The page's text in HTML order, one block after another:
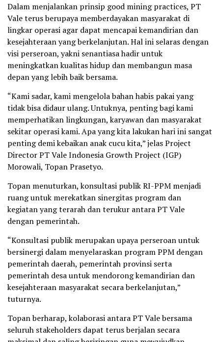
Dalam menjalankan prinsip good mining practices, PT
Vale terus berupaya memberdayakan masyarakat di
lingkar operasi agar dapat mencapai kemandirian dan
kesejahteraan yang berkelanjutan. Hal ini selaras dengan
visi perseroan, yakni senantiasa hadir untuk
meningkatkan kualitas hidup dan membangun masa
depan yang lebih baik bersama.
“Kami sadar, kami mengelola bahan habis pakai yang
tidak bisa didaur ulang. Untuknya, penting bagi kami
memperhatikan lingkungan, karyawan dan masyarakat
sekitar operasi kami. Apa yang kita lakukan hari ini sangat
penting demi kebaikan anak cucu kita,” jelas Project
Director PT Vale Indonesia Growth Project (IGP)
Morowali, Topan Prasetyo.
Topan menuturkan, konsultasi publik RI-PPM menjadi
ruang untuk merekatkan sinergitas program dan
kegiatan yang terarah dan terukur antara PT Vale
dengan pemerintah.
“Konsultasi publik merupakan upaya perseroan untuk
bersinergi dalam menyelaraskan program PPM dengan
pemerintah daerah, pemerintah provinsi serta
pemerintah desa untuk mendorong kemandirian dan
kesejahteraan masyarakat secara berkelanjutan,”
tuturnya.
Topan berharap, kolaborasi antara PT Vale bersama
seluruh stakeholders dapat terus berjalan secara